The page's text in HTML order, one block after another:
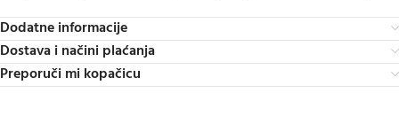
Dodatne informacije
Dostava i načini plaćanja
Preporuči mi kopačicu